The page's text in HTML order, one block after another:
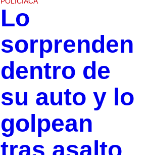
Lo
sorprenden
dentro de
su auto y lo
golpean
tras asalto